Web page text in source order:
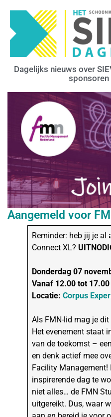
Dagelijks nieuws over
sponsoren
Aangemeld voor
Reminder: heb jij je al
Connect XL?
Donderdag 07
Vanaf 12.00 tot 17.00
Locatie:Corpus
Als FMN-lid mag je
Het evenement staat
van de toekomst –
en denk actief mee
Facility Management!
inspirerende dag te
niet alles… de FMN
uitgereikt. Dus, waar